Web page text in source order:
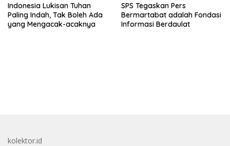
Indonesia Lukisan Tuhan
Paling Indah, Tak Boleh Ada
yang Mengacak-acaknya
SPS Tegaskan Pers
Bermartabat adalah Fondasi
Informasi Berdaulat
kolektor.id